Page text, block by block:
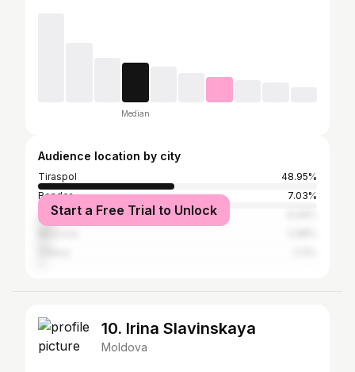
Median
Audience location by city
Tiraspol
48.95%
Bender
7.03%
Chișinău
Start a Free Trial to Unlock
10. Irina Slavinskaya
Moldova